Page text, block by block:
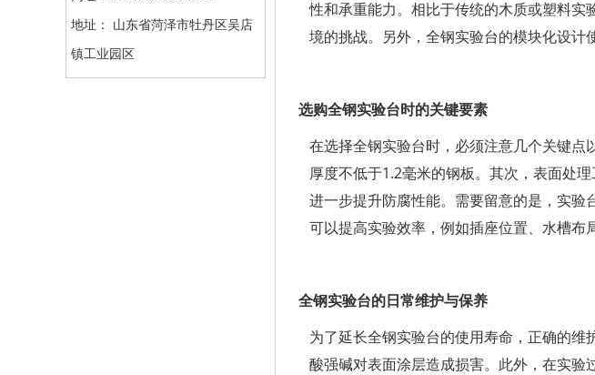
地址： 山东省菏泽市牡丹区吴店
镇工业园区
性和承重能力。相比于传统的木质或塑料
境的挑战。另外，全钢实验台的模块化设计
选购全钢实验台时的关键要素
在选择全钢实验台时，必须注意几个关键
厚度不低于1.2毫米的钢板。其次，表面处
进一步提升防腐性能。需要留意的是，实
可以提高实验效率，例如插座位置、水槽布
全钢实验台的日常维护与保养
为了延长全钢实验台的使用寿命，正确的
酸强碱对表面涂层造成损害。此外，在实